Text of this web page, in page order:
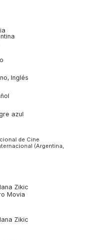
, Inglés
azul
de Cine
(Argentina,
Zikic
Movia
Zikic